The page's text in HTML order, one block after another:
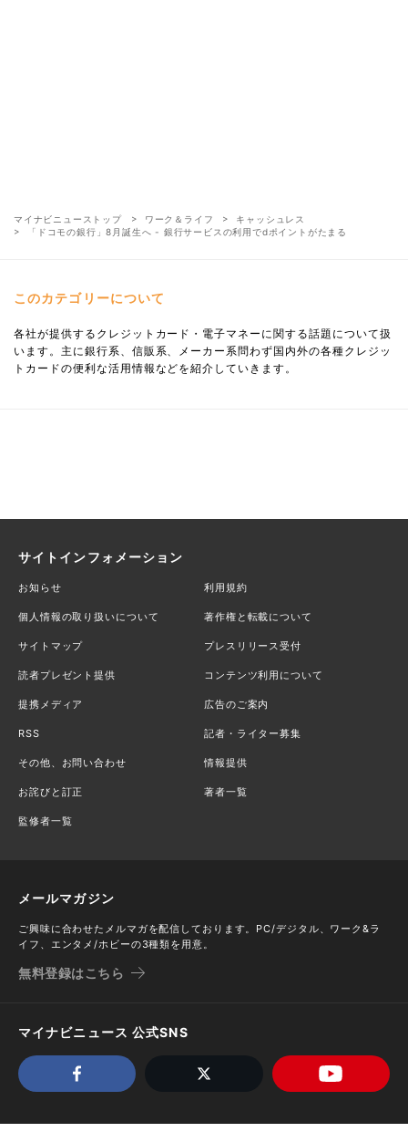
マイナビニューストップ ワーク＆ライフ
キャッシュレス
「ドコモの銀行」8月誕生へ - 銀行サービスの利用でdポイントがたまる
このカテゴリーについて
各社が提供するクレジットカード・電子マネーに関する話題について扱
います。主に銀行系、信販系、メーカー系問わず国内外の各種クレジッ
トカードの便利な活用情報などを紹介していきます。
サイトインフォメーション
お知らせ 利用規約
個人情報の取り扱いについて 著作権と転載について
サイトマップ プレスリリース受付
読者プレゼント提供 コンテンツ利用について
提携メディア 広告のご案内
RSS 記者・ライター募集
その他、お問い合わせ 情報提供
お詫びと訂正 著者一覧
監修者一覧
メールマガジン
ご興味に合わせたメルマガを配信しております。PC/デジタル、ワーク&ラ
イフ、エンタメ/ホビーの3種類を用意。
無料登録はこちら
マイナビニュース 公式SNS